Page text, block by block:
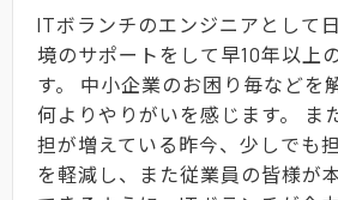
ITボランチのエンジニアとして
境のサポートをして早10年以上
す。 中小企業のお困り毎などを
何よりやりがいを感じます。 ま
担が増えている昨今、少しでも
を軽減し、また従業員の皆様が